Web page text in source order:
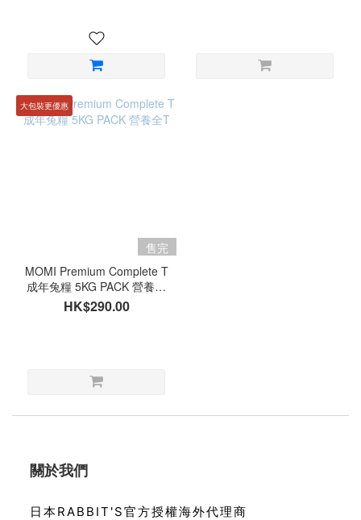
大包裝更優惠
售完
MOMI Premium Complete T
成年兔糧 5KG PACK 營養全
T
HK$290.00
關於我們
日本RABBIT'S官方授權海外代理商